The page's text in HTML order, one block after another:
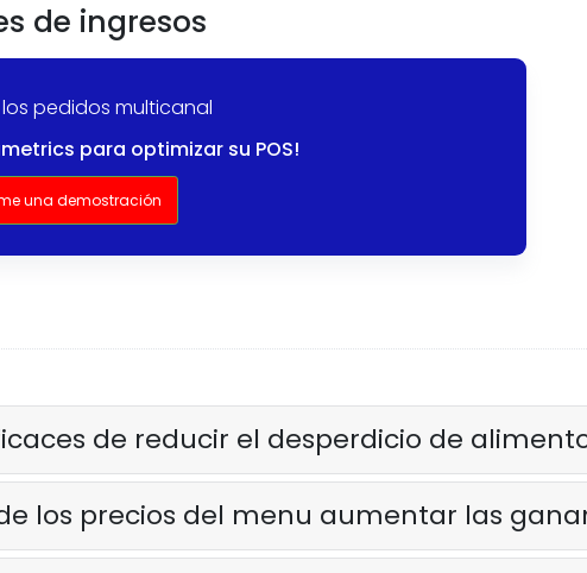
de ingresos
pedidos multicanal
para optimizar su POS!
una demostración
de reducir el desperdicio de
los precios del menu aumentar las